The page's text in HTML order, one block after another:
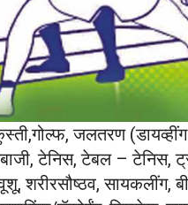
जलतरण (डायव्हींग
टेनिस, टेबल – टेनिस,
शरीरसौष्ठव, सायकलींग,